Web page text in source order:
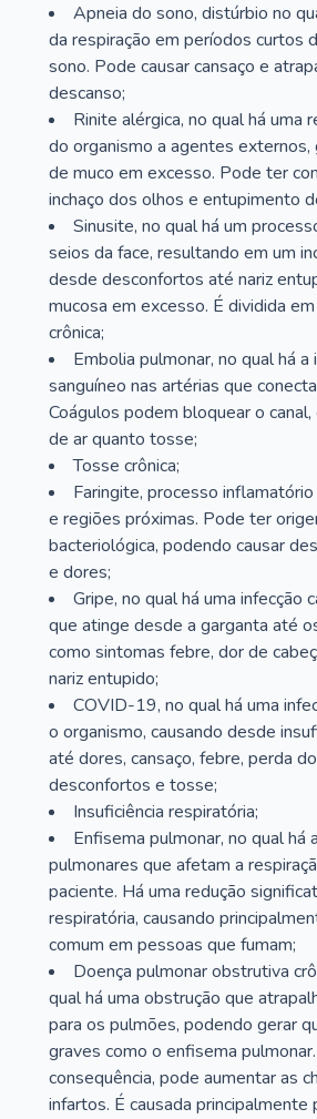
Apneia do sono, distúrbio no
da respiração em períodos curtos
sono. Pode causar cansaço e
descanso;
Rinite alérgica, no qual há uma
do organismo a agentes externos,
de muco em excesso. Pode ter
inchaço dos olhos e entupimento
Sinusite, no qual há um
seios da face, resultando em um
desde desconfortos até nariz
mucosa em excesso. É dividida
crônica;
Embolia pulmonar, no qual há
sanguíneo nas artérias que
Coágulos podem bloquear o
de ar quanto tosse;
Tosse crônica;
Faringite, processo
e regiões próximas. Pode ter
bacteriológica, podendo causar
e dores;
Gripe, no qual há uma infecção
que atinge desde a garganta até
como sintomas febre, dor de
nariz entupido;
COVID-19, no qual há uma
o organismo, causando desde
até dores, cansaço, febre, perda
desconfortos e tosse;
Insuficiência respiratória;
Enfisema pulmonar, no qual há
pulmonares que afetam a
paciente. Há uma redução
respiratória, causando
comum em pessoas que fumam;
Doença pulmonar obstrutiva
qual há uma obstrução que
para os pulmões, podendo gerar
graves como o enfisema
consequência, pode aumentar as
infartos. É causada principalmente